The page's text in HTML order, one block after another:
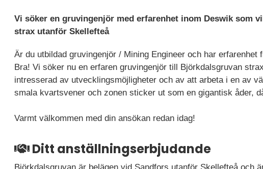
Vi söker en gruvingenjör med erfarenhet inom Deswik som
strax utanför Skellefteå
Är du utbildad gruvingenjör / Mining Engineer och har
Bra! Vi söker nu en erfaren gruvingenjör till Björkdalsgruvan
intresserad av utvecklingsmöjligheter och av att arbeta i en av
smala kvartsvener och zonen sticker ut som en gigantisk åder,
Varmt välkommen med din ansökan redan idag!
Ditt anställningserbjudande